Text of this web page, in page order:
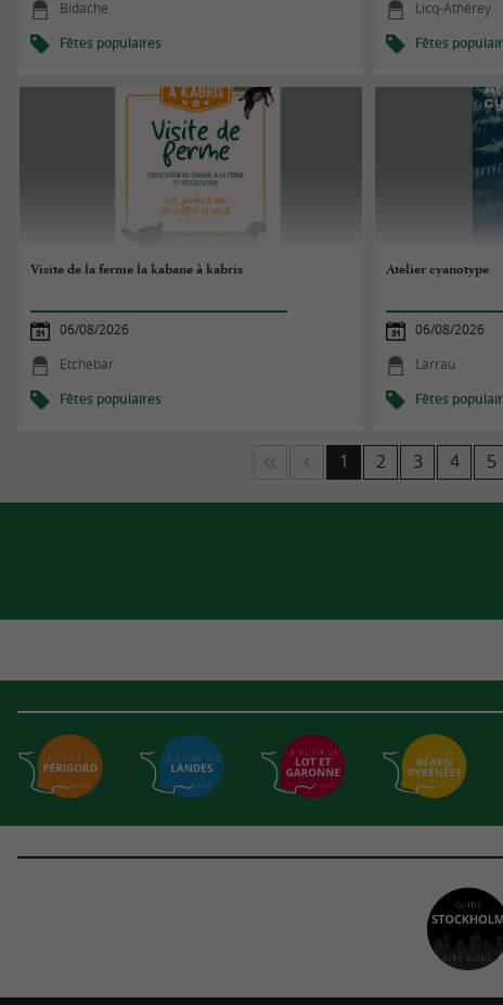
Bidache
Fêtes populaires
Licq-Athérey
Fêtes
Visite de la ferme la kabane à kabris
06/08/2026
Etchebar
Fêtes populaires
Atelier cyanotype
06/08/2026
Larrau
Fêtes
1 2 3 4 5